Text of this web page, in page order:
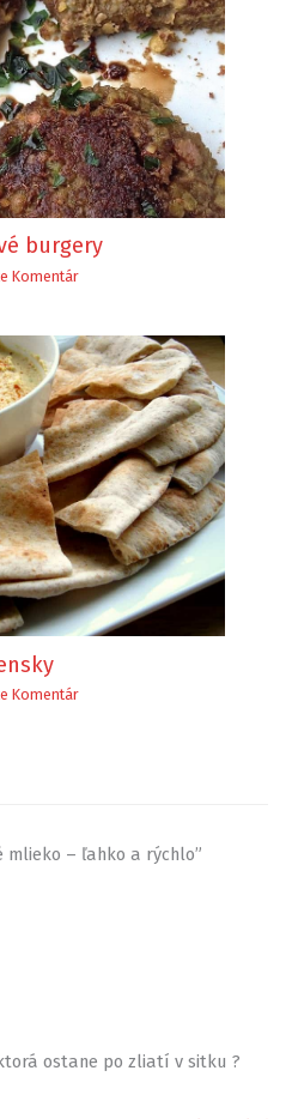
burgery
Komentár
Komentár
mlieko – ľahko a rýchlo”
ostane po zliatí v sitku ?